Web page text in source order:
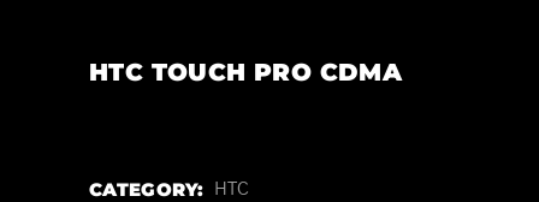
HTC TOUCH PRO CDMA
CATEGORY: HTC